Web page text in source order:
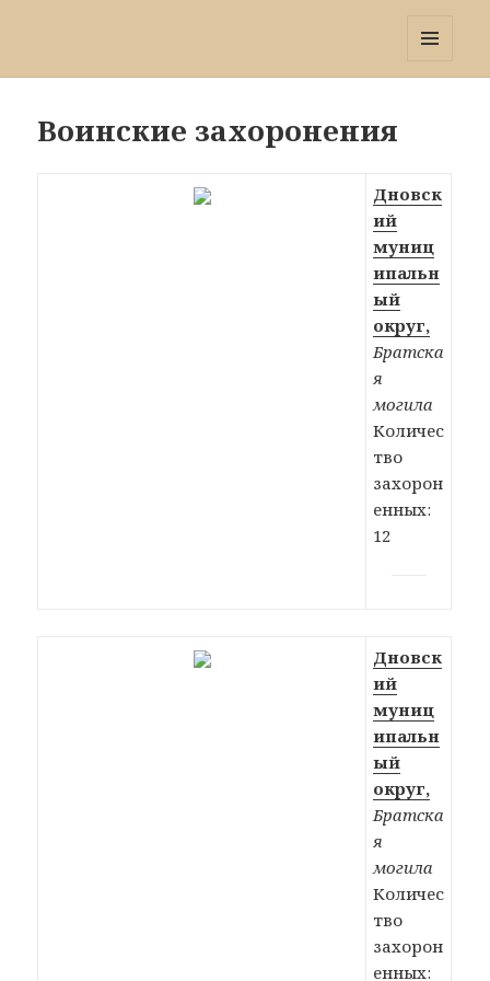
Воинские захоронения
Дновск
ий
муниц
ипальн
ый
округ,
Братска
я
могила
Количес
тво
захорон
енных:
12
Дновск
ий
муниц
ипальн
ый
округ,
Братска
я
могила
Количес
тво
захорон
енных: